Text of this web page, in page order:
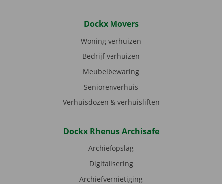
Dockx Movers
Woning verhuizen
Bedrijf verhuizen
Meubelbewaring
Seniorenverhuis
Verhuisdozen & verhuisliften
Dockx Rhenus Archisafe
Archiefopslag
Digitalisering
Archiefvernietiging